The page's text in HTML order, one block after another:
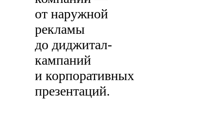
от наружной
рекламы
до диджитал-
кампаний
и корпоративных
презентаций.